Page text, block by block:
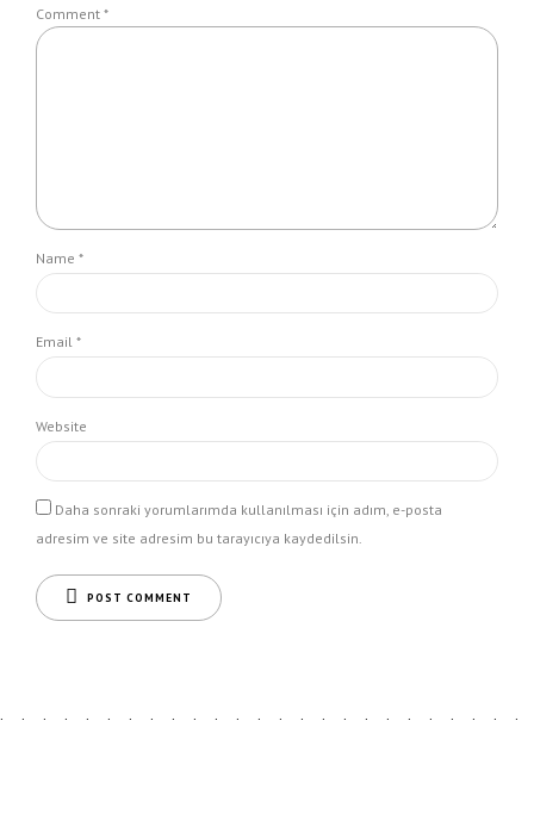
Comment *
Name *
Email *
Website
Daha sonraki yorumlarımda kullanılması için adım, e-posta
adresim ve site adresim bu tarayıcıya kaydedilsin.
POST COMMENT